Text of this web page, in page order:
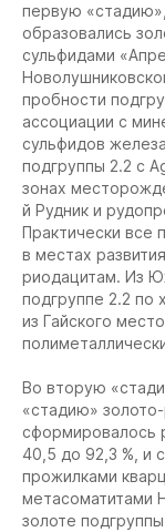
первую
образовались
сульфидами
пробности
ассоциации с
сульфидов
подгруппы 2.2 с
зонах
й Рудник и
Практически все
в местах
риодацитам. Из
подгруппе 2.2 по
из Гайского
Во вторую
«стадию»
сформировалось
40,5 до 92,3 %, и
прожилками
метасоматитами
золоте